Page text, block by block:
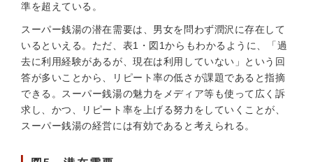
準を超えている。
スーパー銭湯の潜在需要は、男女を問わず潤沢に存在して
いるといえる。ただ、表1・図1からもわかるように、「過
去に利用経験があるが、現在は利用していない」という回
答が多いことから、リピート率の低さが課題であると指摘
できる。スーパー銭湯の魅力をメディア等も使って広く訴
求し、かつ、リピート率を上げる努力をしていくことが、
スーパー銭湯の経営には有効であると考えられる。